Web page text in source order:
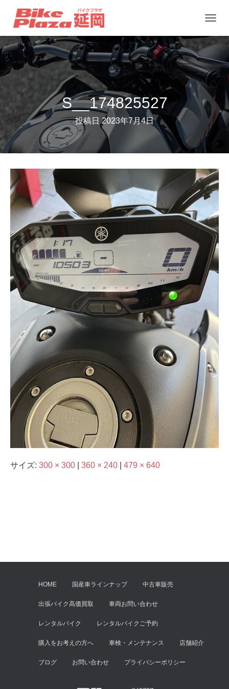
ビ
ー
シ
ョ
ン
を
り
え
S__174825527
投稿日2023年7月4日
サイズ: 300 × 300 360 × 240 479 × 640
HOME 国産車ラインナップ 中古車販売
出張バイク高価買取 車両お問い合わせ
レンタルバイク レンタルバイクご予約
購入をお考えの方へ 車検・メンテナンス 店舗紹介
ブログ お問い合わせ プライバシーポリシー